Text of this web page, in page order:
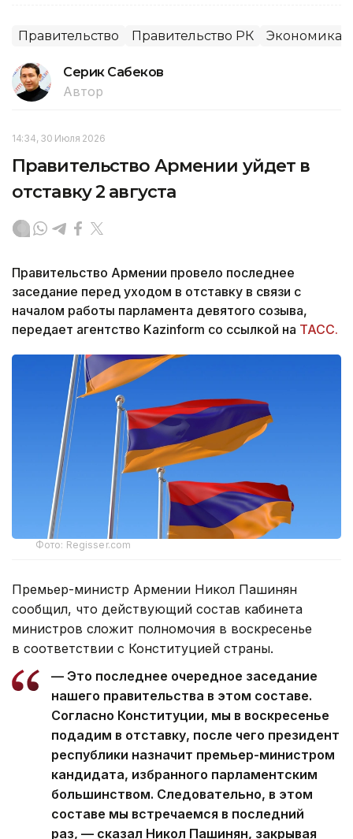
Правительство Правительство РК Экономика
Серик Сабеков
Автор
14:34, 30 Июля 2026
Правительство Армении уйдет в
отставку 2 августа
Правительство Армении провело последнее
заседание перед уходом в отставку в связи с
началом работы парламента девятого созыва,
передает агентство Kazinform со ссылкой на ТАСС.
Фото: Regisser.com
Премьер-министр Армении Никол Пашинян
сообщил, что действующий состав кабинета
министров сложит полномочия в воскресенье
в соответствии с Конституцией страны.
— Это последнее очередное заседание
нашего правительства в этом составе.
Согласно Конституции, мы в воскресенье
подадим в отставку, после чего президент
республики назначит премьер-министром
кандидата, избранного парламентским
большинством. Следовательно, в этом
составе мы встречаемся в последний
раз, — сказал Никол Пашинян, закрывая